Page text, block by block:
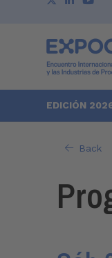
EDICIÓN
Back